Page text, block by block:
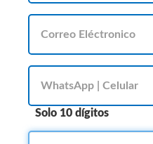
Solo 10 dígitos